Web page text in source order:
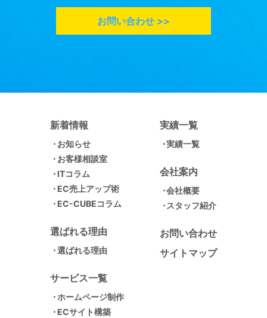
お問い合わせ >>
新着情報
お知らせ
お客様相談室
ITコラム
EC売上アップ術
EC-CUBEコラム
選ばれる理由
選ばれる理由
サービス一覧
ホームページ制作
ECサイト構築
実績一覧
実績一覧
会社案内
会社概要
スタッフ紹介
お問い合わせ
サイトマップ